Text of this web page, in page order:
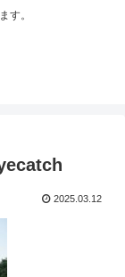
す。
2025.03.12